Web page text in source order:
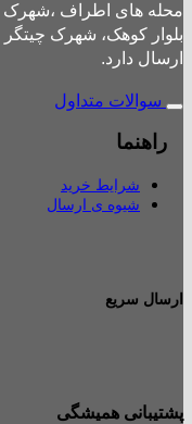
محله های اطراف ،شهرک
بلوار کوهک، شهرک چیتگر
ارسال دارد.
سوالات متداول
راهنما
شرایط خرید
شیوه ی ارسال
ارسال سریع
پشتیبانی همیشگی